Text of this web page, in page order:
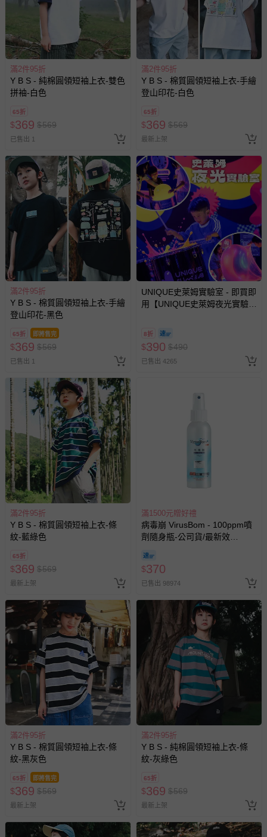
滿2件95折
Y B S - 純棉圓領短袖上衣-雙色
拼袖-白色
65折
$369 $569
已售出 1
滿2件95折
Y B S - 棉質圓領短袖上衣-手繪
登山印花-白色
65折
$369 $569
最新上架
滿2件95折
Y B S - 棉質圓領短袖上衣-手繪
登山印花-黑色
65折 即將售完
$369 $569
已售出 1
UNIQUE史萊姆實驗室 - 即買即
用【UNIQUE史萊姆夜光實驗室
8/30 (電子票券，於展期現場憑
訂單編號兌換，逾期作廢) (大
人小孩均一價(3歲以上需購票))
8折
$390 $490
已售出 4265
滿2件95折
Y B S - 棉質圓領短袖上衣-條
紋-藍綠色
65折
$369 $569
最新上架
滿1500元贈好禮
病毒崩 VirusBom - 100ppm噴
劑隨身瓶-公司貨/最新效
$370
已售出 98974
滿2件95折
Y B S - 棉質圓領短袖上衣-條
紋-黑灰色
65折 即將售完
$369 $569
最新上架
滿2件95折
Y B S - 純棉圓領短袖上衣-條
紋-灰綠色
65折
$369 $569
最新上架